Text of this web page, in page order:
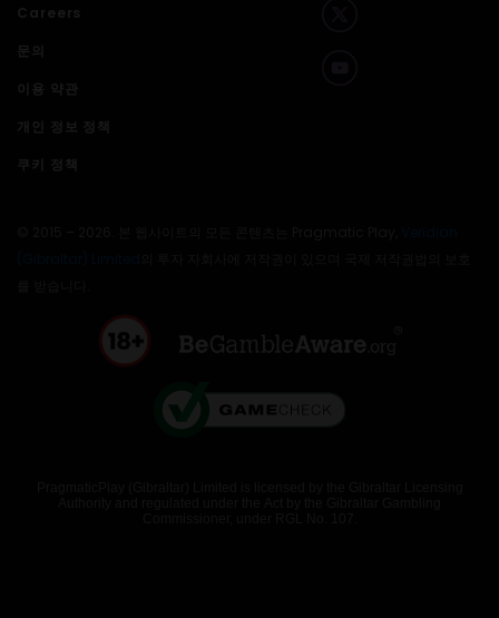
Careers
문의
이용 약관
개인 정보 정책
쿠키 정책